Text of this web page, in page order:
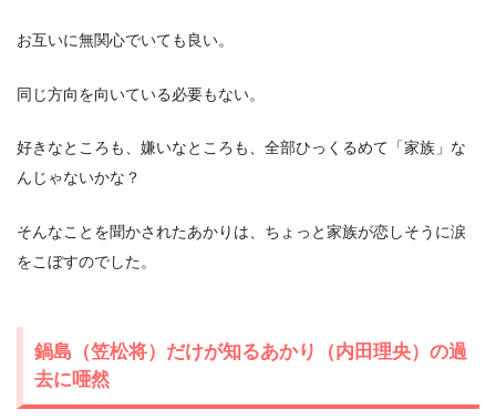
お互いに無関心でいても良い。
同じ方向を向いている必要もない。
好きなところも、嫌いなところも、全部ひっくるめて「家族」な
んじゃないかな？
そんなことを聞かされたあかりは、ちょっと家族が恋しそうに涙
をこぼすのでした。
鍋島（笠松将）だけが知るあかり（内田理央）の過
去に唖然